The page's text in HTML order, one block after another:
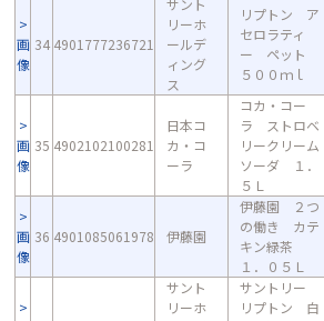
画
像
34 4901777236721
サント
リーホ
ールデ
ィング
ス
リプトン ア
セロラティ
ー ペット
５００ｍｌ
画
像
35 4902102100281
日本コ
カ・コ
ーラ
コカ・コー
ラ ストロベ
リークリーム
ソーダ １．
５Ｌ
画
像
36 4901085061978 伊藤園
伊藤園 ２つ
の働き カテ
キン緑茶
１．０５Ｌ
サント
リーホ
サントリー
リプトン 白